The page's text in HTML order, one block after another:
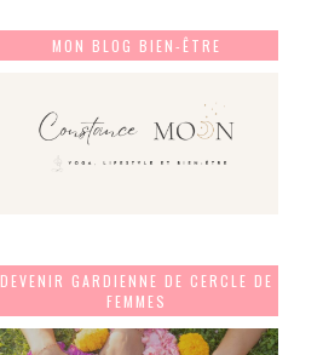
MON BLOG BIEN-ÊTRE
DEVENIR GARDIENNE DE CERCLE DE
FEMMES